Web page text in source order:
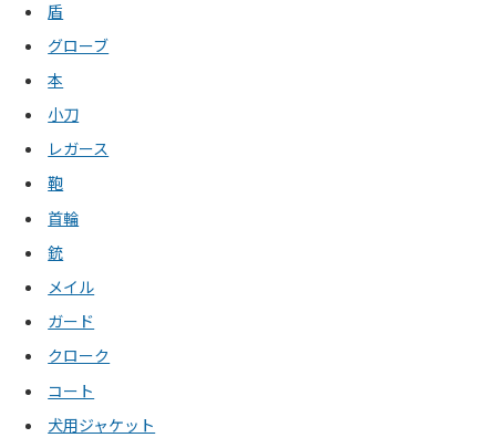
盾
グローブ
本
小刀
レガース
鞄
首輪
銃
メイル
ガード
クローク
コート
犬用ジャケット